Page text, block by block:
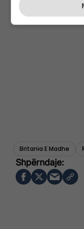
Britania E Madhe